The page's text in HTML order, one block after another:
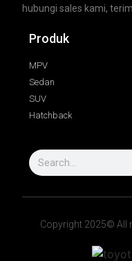
hubungi sales kami,
Produk
MPV
Sedan
SUV
Hatchback
Copyright 2025© All